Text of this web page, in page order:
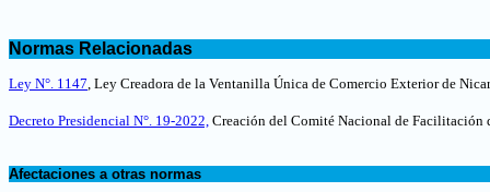
Normas Relacionadas
Ley N°. 1147, Ley Creadora de la Ventanilla Única de Comercio Exterior de
Decreto Presidencial N°. 19-2022, Creación del Comité Nacional de Facilitación
Afectaciones a otras normas